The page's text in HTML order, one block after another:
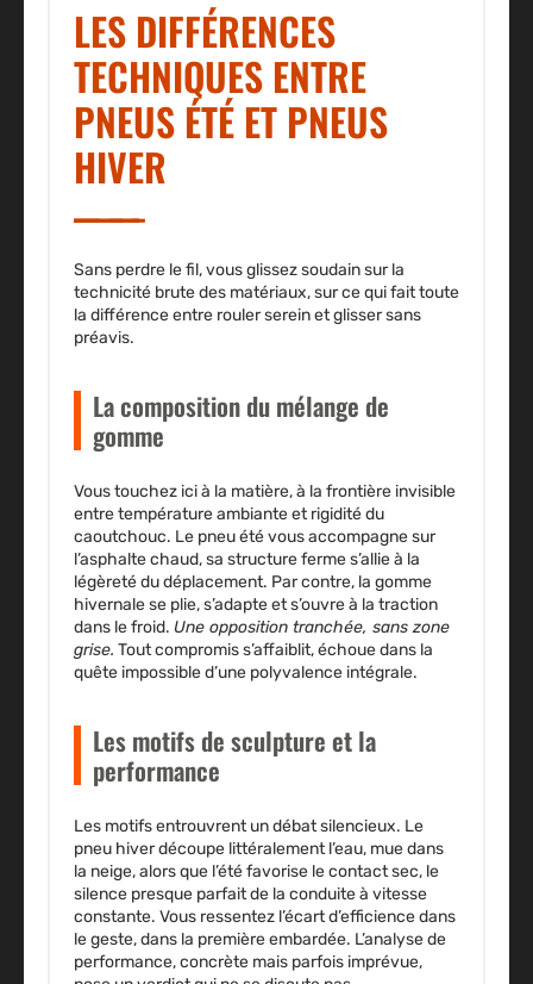
LES DIFFÉRENCES
TECHNIQUES ENTRE
PNEUS ÉTÉ ET PNEUS
HIVER
Sans perdre le fil, vous glissez soudain sur la
technicité brute des matériaux, sur ce qui fait toute
la différence entre rouler serein et glisser sans
préavis.
La composition du mélange de
gomme
Vous touchez ici à la matière, à la frontière invisible
entre température ambiante et rigidité du
caoutchouc. Le pneu été vous accompagne sur
l’asphalte chaud, sa structure ferme s’allie à la
légèreté du déplacement. Par contre, la gomme
hivernale se plie, s’adapte et s’ouvre à la traction
dans le froid. Une opposition tranchée, sans zone
grise. Tout compromis s’affaiblit, échoue dans la
quête impossible d’une polyvalence intégrale.
Les motifs de sculpture et la
performance
Les motifs entrouvrent un débat silencieux. Le
pneu hiver découpe littéralement l’eau, mue dans
la neige, alors que l’été favorise le contact sec, le
silence presque parfait de la conduite à vitesse
constante. Vous ressentez l’écart d’efficience dans
le geste, dans la première embardée. L’analyse de
performance, concrète mais parfois imprévue,